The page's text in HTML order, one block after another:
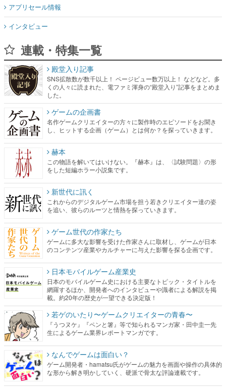
アプリセール情報
インタビュー
連載・特集一覧
殿堂入り記事
SNS拡散数が数千以上！ ページビュー数万以上！ などなど。多
くの人々に読まれた、電ファミ渾身の“殿堂入り”記事をまとめま
した。
ゲームの企画書
名作ゲームクリエイターの方々に製作時のエピソードをお聞き
し、ヒットする企画（ゲーム）とは何か？を探っていきます。
赫本
この物語を解いてはいけない。『赫本』は、〈試験問題〉の形
をした短編ホラー小説集です。
新世代に訊く
これからのデジタルゲーム市場を担う若きクリエイター達の姿
を追い、彼らのルーツと情熱を探っていきます。
ゲーム世代の作家たち
ゲームに多大な影響を受けた作家さんに取材し、ゲームが日本
のコンテンツ産業やカルチャーに与えた影響を探る企画です。
日本モバイルゲーム産業史
日本のモバイルゲーム史における主要なトピック・タイトルを
網羅するほか、開発者へのインタビューや識者による解説を掲
載。約20年の歴史が一望できる決定版！
若ゲのいたり〜ゲームクリエイターの青春〜
『うつヌケ』『ペンと箸』等で知られるマンガ家・田中圭一先
生によるゲーム業界レポートマンガです。
なんでゲームは面白い？
ゲーム開発者・hamatsu氏がゲームの魅力を画面や操作の具体的
な形から解き明かしていく、硬派で骨太な評論連載です。